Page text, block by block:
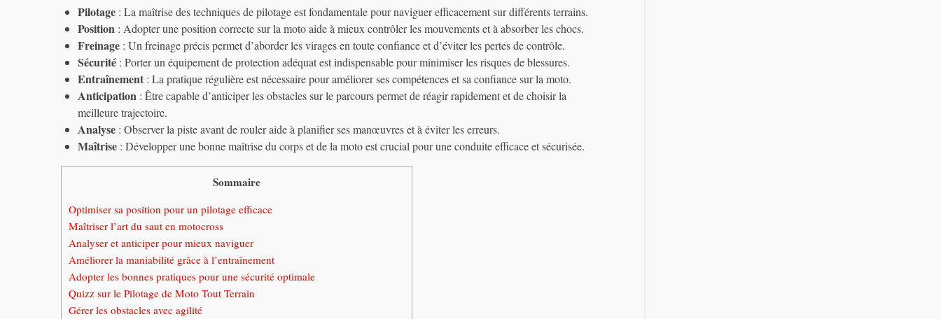
Pilotage : La maîtrise des techniques de pilotage est fondamentale pour naviguer efficacement sur différents terrains.
Position : Adopter une position correcte sur la moto aide à mieux contrôler les mouvements et à absorber les chocs.
Freinage : Un freinage précis permet d’aborder les virages en toute confiance et d’éviter les pertes de contrôle.
Sécurité : Porter un équipement de protection adéquat est indispensable pour minimiser les risques de blessures.
Entraînement : La pratique régulière est nécessaire pour améliorer ses compétences et sa confiance sur la moto.
Anticipation : Être capable d’anticiper les obstacles sur le parcours permet de réagir rapidement et de choisir la
meilleure trajectoire.
Analyse : Observer la piste avant de rouler aide à planifier ses manœuvres et à éviter les erreurs.
Maîtrise : Développer une bonne maîtrise du corps et de la moto est crucial pour une conduite efficace et sécurisée.
Sommaire
Optimiser sa position pour un pilotage efficace
Maîtriser l’art du saut en motocross
Analyser et anticiper pour mieux naviguer
Améliorer la maniabilité grâce à l’entraînement
Adopter les bonnes pratiques pour une sécurité optimale
Quizz sur le Pilotage de Moto Tout Terrain
Gérer les obstacles avec agilité